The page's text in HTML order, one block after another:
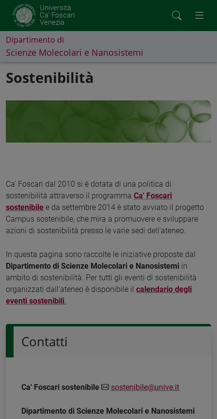
Università
Ca' Foscari
Venezia
Dipartimento di
Scienze Molecolari e Nanosistemi
Sostenibilità
Ca' Foscari dal 2010 si è dotata di una politica di
sostenibilità attraverso il programma Ca' Foscari
sostenibile e da settembre 2014 è stato avviato il progetto
Campus sostenibile, che mira a promuovere e sviluppare
azioni di sostenibilità presso le varie sedi dell'ateneo.
In questa pagina sono raccolte le iniziative proposte dal
Dipartimento di Scienze Molecolari e Nanosistemi in
ambito di sostenibilità. Per tutti gli eventi di sostenibilità
organizzati dall'ateneo è disponibile il calendario degli
eventi sostenibili.
Contatti
Ca' Foscari sostenibile sostenibile@unive.it
Dipartimento di Scienze Molecolari e Nanosistemi